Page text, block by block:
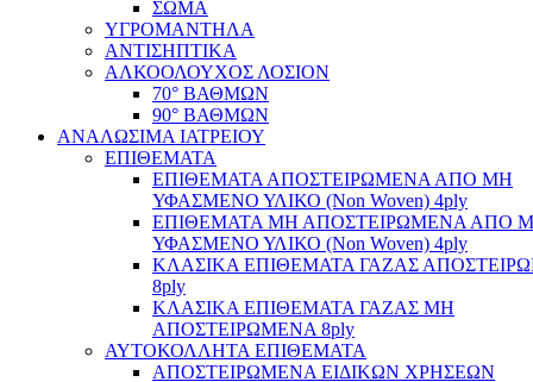
ΣΩΜΑ
ΥΓΡΟΜΑΝΤΗΛΑ
ΑΝΤΙΣΗΠΤΙΚΑ
ΑΛΚΟΟΛΟΥΧΟΣ ΛΟΣΙΟΝ
70° ΒΑΘΜΩΝ
90° ΒΑΘΜΩΝ
ΑΝΑΛΩΣΙΜΑ ΙΑΤΡΕΙΟΥ
ΕΠΙΘΕΜΑΤΑ
ΕΠΙΘΕΜΑΤΑ ΑΠΟΣΤΕΙΡΩΜΕΝΑ ΑΠΟ ΜΗ
ΥΦΑΣΜΕΝΟ ΥΛΙΚΟ (Non Woven) 4ply
ΕΠΙΘΕΜΑΤΑ ΜΗ ΑΠΟΣΤΕΙΡΩΜΕΝΑ ΑΠΟ
ΥΦΑΣΜΕΝΟ ΥΛΙΚΟ (Non Woven) 4ply
ΚΛΑΣΙΚΑ ΕΠΙΘΕΜΑΤΑ ΓΑΖΑΣ
8ply
ΚΛΑΣΙΚΑ ΕΠΙΘΕΜΑΤΑ ΓΑΖΑΣ ΜΗ
ΑΠΟΣΤΕΙΡΩΜΕΝΑ 8ply
ΑΥΤΟΚΟΛΛΗΤΑ ΕΠΙΘΕΜΑΤΑ
ΑΠΟΣΤΕΙΡΩΜΕΝΑ ΕΙΔΙΚΩΝ ΧΡΗΣΕΩΝ